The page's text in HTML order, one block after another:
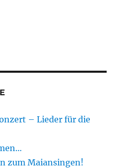
– Lieder für die
zum Maiansingen!